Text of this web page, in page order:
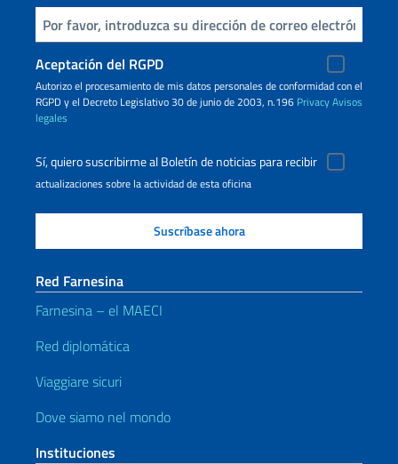
Inserta tu correo electronico
Aceptación del RGPD
Autorizo ​​el procesamiento de mis datos personales de conformidad con el
RGPD y el Decreto Legislativo 30 de junio de 2003, n.196 PrivacyAvisos
legales
Sí, quiero suscribirme al Boletín de noticias para recibir
actualizaciones sobre la actividad de esta oficina
Red Farnesina
Farnesina – el MAECI
Red diplomática
Viaggiare sicuri
Dove siamo nel mondo
Instituciones